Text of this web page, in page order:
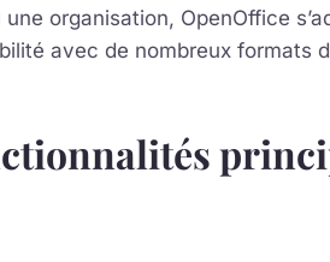
une organisation, OpenOffice
avec de nombreux formats